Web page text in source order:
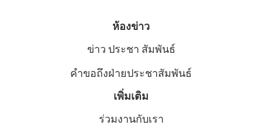
ห้องข่าว
ข่าว ประชา สัมพันธ์
คําขอถึงฝ่ายประชาสัมพันธ์
เพิ่มเติม
ร่วมงานกับเรา